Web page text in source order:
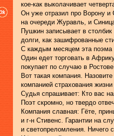
кое-как выколачивает
Он уже отразил про Ворону и
на очереди Журавль, и
Пушкин записывает в столбик
долги, как зашифрованные
С каждым месяцем эта поэма
Один едет торговать в
покупает по случаю в
Вот такая компания. Назовите
компанией страхования
Судья спрашивает: Кто вас
Поэт скромно, но твердо
Компания славная: Гёте,
и г-н Стивенс. Гарантии на
и светопреломления. Ничего